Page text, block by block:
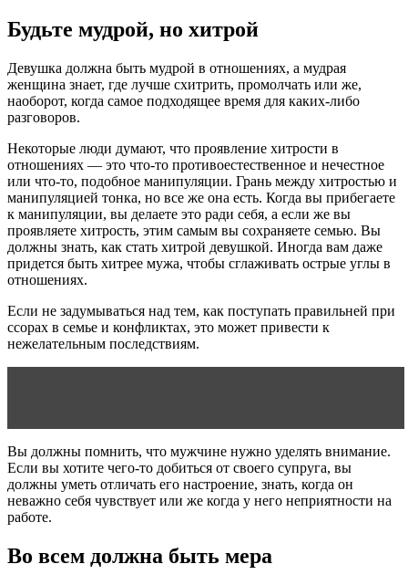
Будьте мудрой, но хитрой
Девушка должна быть мудрой в отношениях, а мудрая
женщина знает, где лучше схитрить, промолчать или же,
наоборот, когда самое подходящее время для каких-либо
разговоров.
Некоторые люди думают, что проявление хитрости в
отношениях — это что-то противоестественное и нечестное
или что-то, подобное манипуляции. Грань между хитростью и
манипуляцией тонка, но все же она есть. Когда вы прибегаете
к манипуляции, вы делаете это ради себя, а если же вы
проявляете хитрость, этим самым вы сохраняете семью. Вы
должны знать, как стать хитрой девушкой. Иногда вам даже
придется быть хитрее мужа, чтобы сглаживать острые углы в
отношениях.
Если не задумываться над тем, как поступать правильней при
ссорах в семье и конфликтах, это может привести к
нежелательным последствиям.
Вы должны помнить, что мужчине нужно уделять внимание.
Если вы хотите чего-то добиться от своего супруга, вы
должны уметь отличать его настроение, знать, когда он
неважно себя чувствует или же когда у него неприятности на
работе.
Во всем должна быть мера